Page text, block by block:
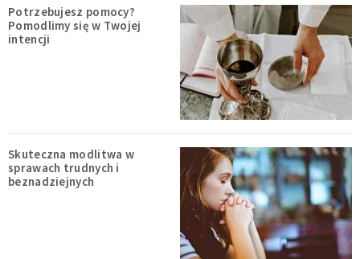
Potrzebujesz pomocy?
Pomodlimy się w Twojej
intencji
Skuteczna modlitwa w
sprawach trudnych i
beznadziejnych